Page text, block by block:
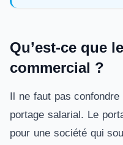
Qu’est-ce que
commercial ?
Il ne faut pas
portage salarial. Le
pour une société qui